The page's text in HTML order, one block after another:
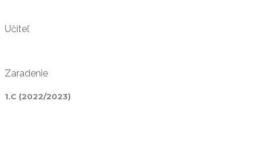
Učiteľ
Zaradenie
1.C (2022/2023)